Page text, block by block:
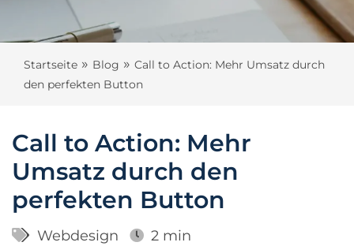
Startseite » Blog » Call to Action: Mehr Umsatz durch
den perfekten Button
Call to Action: Mehr
Umsatz durch den
perfekten Button
Webdesign
2 min